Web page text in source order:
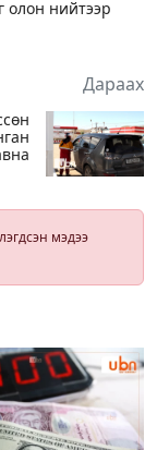
олон нийтээр
Дараах
мэдээ